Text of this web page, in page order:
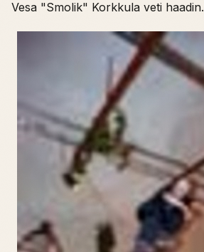
Vesa "Smolik" Korkkula veti haadin.